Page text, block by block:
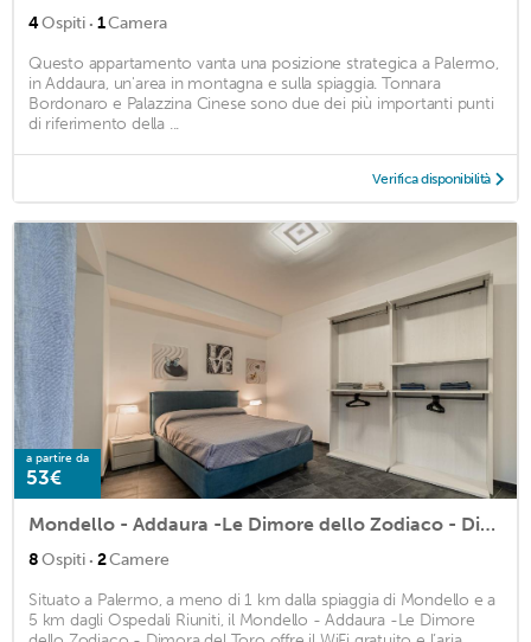
4Ospiti · 1Camera
Questo appartamento vanta una posizione strategica a Palermo,
in Addaura, un'area in montagna e sulla spiaggia. Tonnara
Bordonaro e Palazzina Cinese sono due dei più importanti punti
di riferimento della ...
Verifica disponibilità
a partire da
53€
Mondello - Addaura -Le Dimore dello Zodiaco - Dimora del Toro
8Ospiti · 2Camere
Situato a Palermo, a meno di 1 km dalla spiaggia di Mondello e a
5 km dagli Ospedali Riuniti, il Mondello - Addaura -Le Dimore